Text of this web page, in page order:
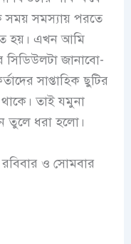
সময় সমস্যায় পরতে
হয়। এখন আমি
সিডিউলটা জানাবো-
সাপ্তাহিক ছুটির
থাকে। তাই যমুনা
তুলে ধরা হলো।
রবিবার ও সোমবার